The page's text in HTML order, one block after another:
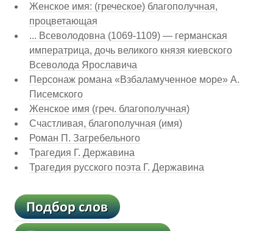
Женское имя: (греческое) благополучная,
процветающая
... Всеволодовна (1069-1109) — германская
императрица, дочь великого князя киевского
Всеволода Ярославича
Персонаж романа «Взбаламученное море» А.
Писемского
Женское имя (греч. благополучная)
Счастливая, благополучная (имя)
Роман П. Загребельного
Трагедия Г. Державина
Трагедия русского поэта Г. Державина